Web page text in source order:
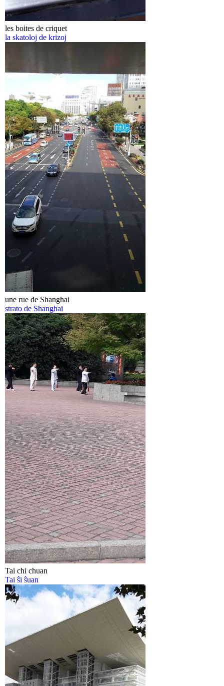
les boites de criquet
la skatoloj de krizoj
une rue de Shanghai
strato de Shanghai
Tai chi chuan
Tai ŝi ŝuan